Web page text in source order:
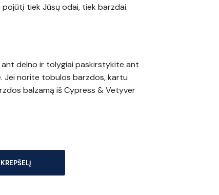
tiek Jūsų odai, tiek barzdai.
ant delno ir tolygiai paskirstykite ant
Jei norite tobulos barzdos, kartu
balzamą iš Cypress & Vetyver